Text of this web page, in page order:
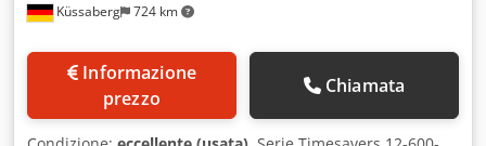
Küssaberg 724 km
prezzo
Chiamata